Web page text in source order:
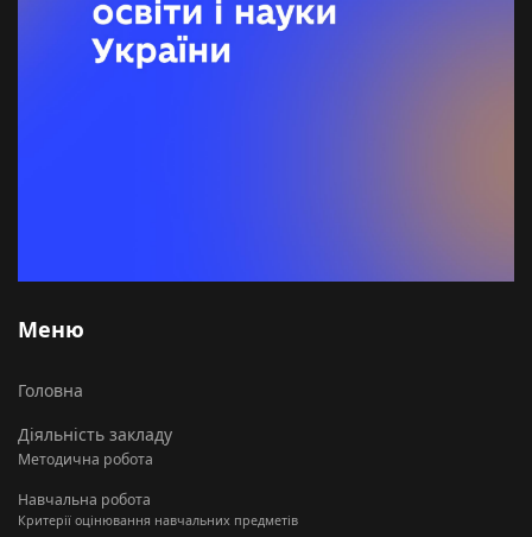
Меню
Головна
Діяльність закладу
Методична робота
Навчальна робота
Критерії оцінювання навчальних предметів